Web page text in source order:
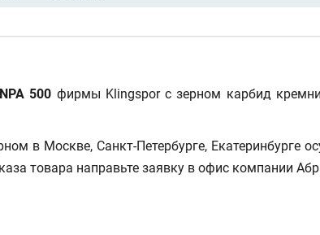
500 фирмы Klingspor с зерном карбид
в Москве, Санкт-Петербурге, Екатеринбурге
товара направьте заявку в офис компании